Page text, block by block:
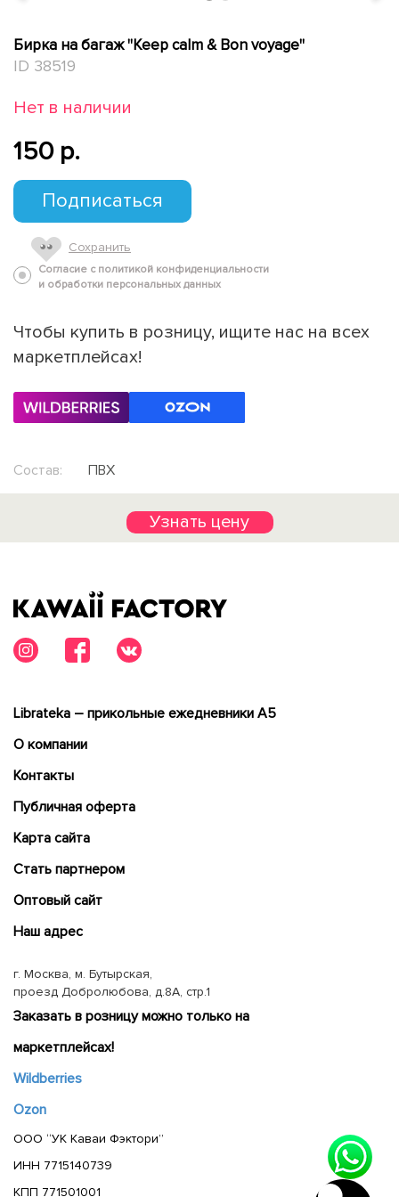
Бирка на багаж "Keep calm & Bon voyage"
ID 38519
Нет в наличии
150 p.
Подписаться
Сохранить
Согласие с политикой конфиденциальности
и обработки персональных данных
Чтобы купить в розницу, ищите нас на всех
маркетплейсах!
Состав: ПВХ
Узнать цену
Librateka – прикольные ежедневники А5
О компании
Контакты
Публичная оферта
Карта сайта
Cтать партнером
Оптовый сайт
Наш адрес
г. Москва, м. Бутырская,
проезд Добролюбова, д.8А, стр.1
Заказать в розницу можно только на
маркетплейсах!
Wildberries
Ozon
ООО “УК Каваи Фэктори”
ИНН 7715140739
КПП 771501001